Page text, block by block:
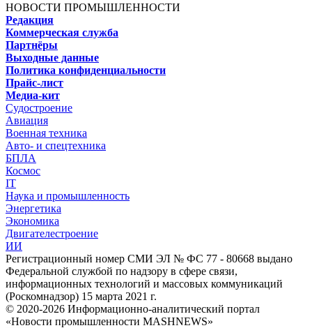
НОВОСТИ ПРОМЫШЛЕННОСТИ
Редакция
Коммерческая служба
Партнёры
Выходные данные
Политика конфиденциальности
Прайс-лист
Медиа-кит
Судостроение
Авиация
Военная техника
Авто- и спецтехника
БПЛА
Космос
IT
Наука и промышленность
Энергетика
Экономика
Двигателестроение
ИИ
Регистрационный номер СМИ ЭЛ № ФС 77 - 80668 выдано
Федеральной службой по надзору в сфере связи,
информационных технологий и массовых коммуникаций
(Роскомнадзор) 15 марта 2021 г.
© 2020-2026 Информационно-аналитический портал
«Новости промышленности MASHNEWS»